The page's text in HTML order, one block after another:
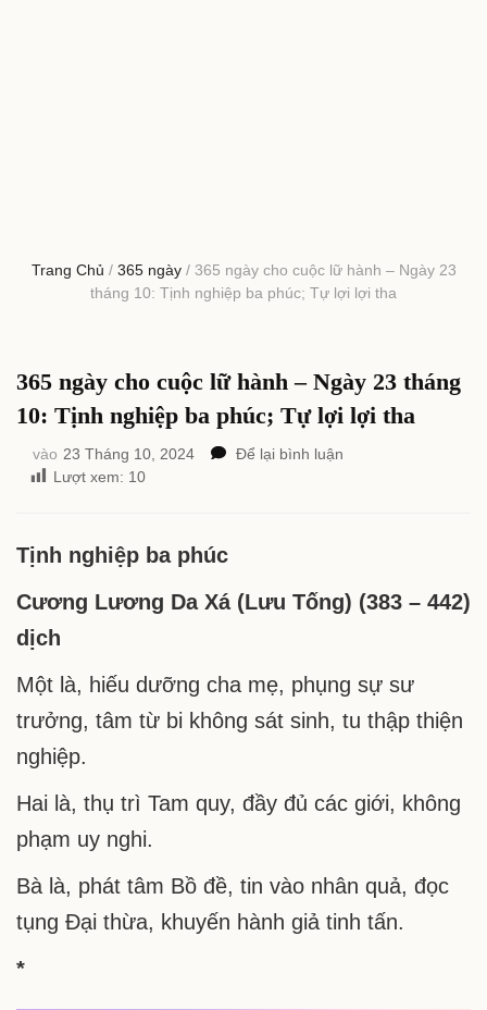
Trang Chủ / 365 ngày / 365 ngày cho cuộc lữ hành – Ngày 23
tháng 10: Tịnh nghiệp ba phúc; Tự lợi lợi tha
365 ngày cho cuộc lữ hành – Ngày 23 tháng
10: Tịnh nghiệp ba phúc; Tự lợi lợi tha
vào 23 Tháng 10, 2024 Để lại bình luận
hành
–
tháng
Tịnh
phúc;
Tự
tha
Lượt xem: 10
Tịnh nghiệp ba phúc
Cương Lương Da Xá (Lưu Tống) (383 – 442)
dịch
Một là, hiếu dưỡng cha mẹ, phụng sự sư
trưởng, tâm từ bi không sát sinh, tu thập thiện
nghiệp.
Hai là, thụ trì Tam quy, đầy đủ các giới, không
phạm uy nghi.
Bà là, phát tâm Bồ đề, tin vào nhân quả, đọc
tụng Đại thừa, khuyến hành giả tinh tấn.
*